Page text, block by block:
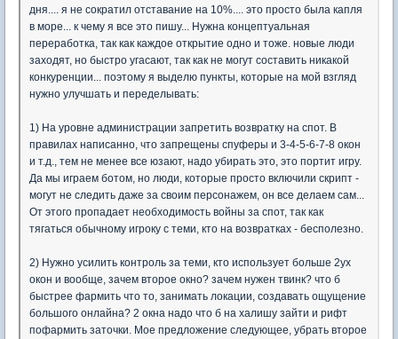
дня.... я не сократил отставание на 10%.... это просто была капля
в море... к чему я все это пишу... Нужна концептуальная
переработка, так как каждое открытие одно и тоже. новые люди
заходят, но быстро угасают, так как не могут составить никакой
конкуренции... поэтому я выделю пункты, которые на мой взгляд
нужно улучшать и переделывать:
1) На уровне администрации запретить возвратку на спот. В
правилах написанно, что запрещены спуферы и 3-4-5-6-7-8 окон
и т.д., тем не менее все юзают, надо убирать это, это портит игру.
Да мы играем ботом, но люди, которые просто включили скрипт -
могут не следить даже за своим персонажем, он все делаем сам...
От этого пропадает необходимость войны за спот, так как
тягаться обычному игроку с теми, кто на возвратках - бесполезно.
2) Нужно усилить контроль за теми, кто использует больше 2ух
окон и вообще, зачем второе окно? зачем нужен твинк? что б
быстрее фармить что то, занимать локации, создавать ощущение
большого онлайна? 2 окна надо что б на халишу зайти и рифт
пофармить заточки. Мое предложение следующее, убрать второе